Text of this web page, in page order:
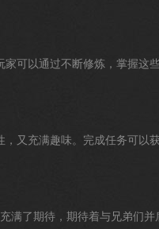
可以通过不断修炼，掌握这
又充满趣味。完成任务可以
满了期待，期待着与兄弟们并